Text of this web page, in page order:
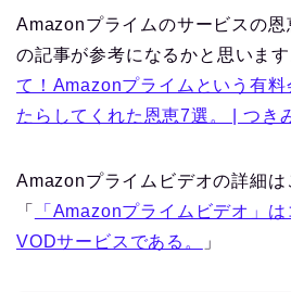
Amazonプライムのサービスの恩
の記事が参考になるかと思います
て！Amazonプライムという有料
たらしてくれた恩恵7選。 | つき
Amazonプライムビデオの詳細は
「
「Amazonプライムビデオ」
VODサービスである。
」